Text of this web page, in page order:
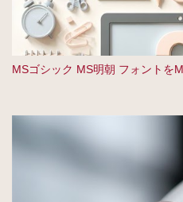
MSゴシック MS明朝 フォントを